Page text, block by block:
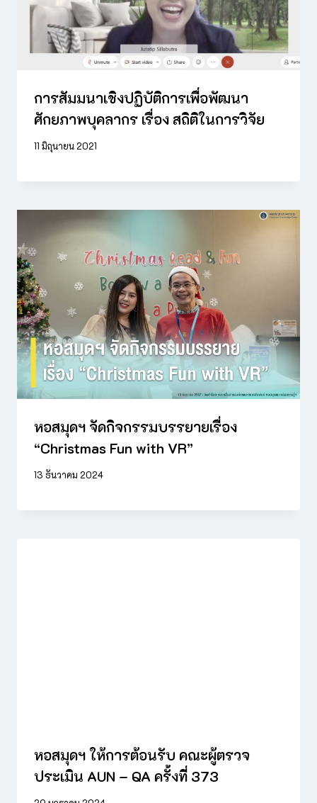
การสัมมนาเชิงปฏิบัติการเพื่อพัฒนา
ศักยภาพบุคลากร เรื่อง สถิติในการวิจัย
11 มิถุนายน 2021
หอสมุดฯ จัดกิจกรรมบรรยายเรื่อง
“Christmas Fun with VR”
13 ธันวาคม 2024
หอสมุดฯ ให้การต้อนรับ คณะผู้ตรวจ
ประเมิน AUN – QA ครั้งที่ 373